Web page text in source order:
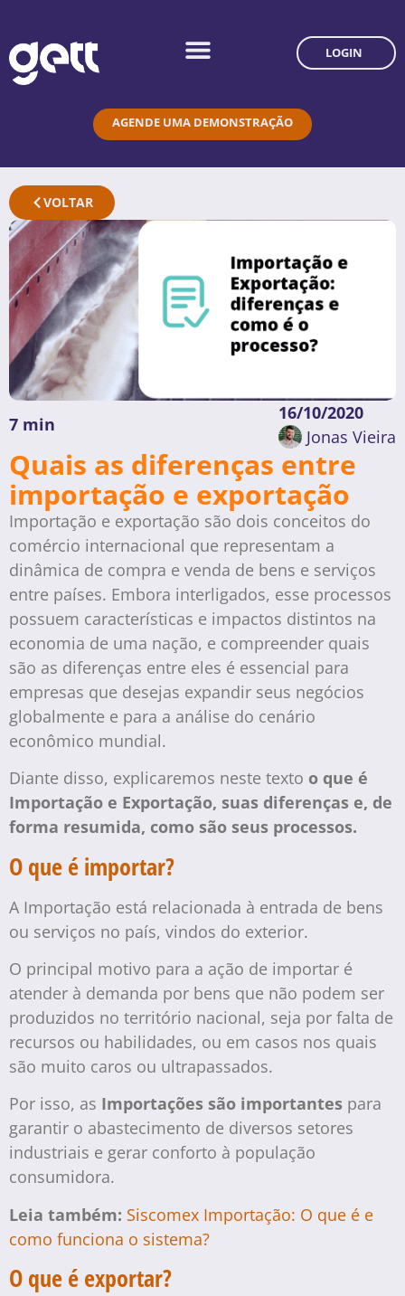
LOGIN
AGENDE UMA DEMONSTRAÇÃO
VOLTAR
7 min
16/10/2020
Jonas Vieira
Quais as diferenças entre
importação e exportação
Importação e exportação são dois conceitos do
comércio internacional que representam a
dinâmica de compra e venda de bens e serviços
entre países. Embora interligados, esse processos
possuem características e impactos distintos na
economia de uma nação, e compreender quais
são as diferenças entre eles é essencial para
empresas que desejas expandir seus negócios
globalmente e para a análise do cenário
econômico mundial.
Diante disso, explicaremos neste texto o que é
Importação e Exportação, suas diferenças e, de
forma resumida, como são seus processos.
O que é importar?
A Importação está relacionada à entrada de bens
ou serviços no país, vindos do exterior.
O principal motivo para a ação de importar é
atender à demanda por bens que não podem ser
produzidos no território nacional, seja por falta de
recursos ou habilidades, ou em casos nos quais
são muito caros ou ultrapassados.
Por isso, as Importações são importantes para
garantir o abastecimento de diversos setores
industriais e gerar conforto à população
consumidora.
Leia também: Siscomex Importação: O que é e
como funciona o sistema?
O que é exportar?